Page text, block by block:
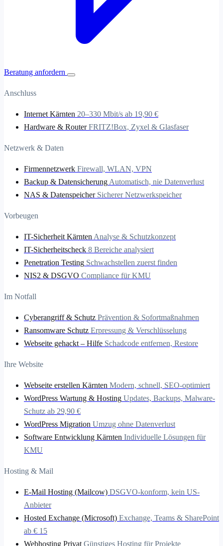
Beratung anfordern
Anschluss
Internet Kärnten 20–330 Mbit/s ab 19,90 €
Hardware & Router FRITZ!Box, Zyxel & Glasfaser
Netzwerk & Daten
Firmennetzwerk Firewall, WLAN, VPN
Backup & Datensicherung Automatisch, nie Datenverlust
NAS & Datenspeicher Sicherer Netzwerkspeicher
Vorbeugen
IT-Sicherheit Kärnten Analyse & Schutzkonzept
IT-Sicherheitscheck 8 Bereiche analysiert
Penetration Testing Schwachstellen zuerst finden
NIS2 & DSGVO Compliance für KMU
Im Notfall
Cyberangriff & Schutz Prävention & Sofortmaßnahmen
Ransomware Schutz Erpressung & Verschlüsselung
Webseite gehackt – Hilfe Schadcode entfernen, Restore
Ihre Website
Webseite erstellen Kärnten Modern, schnell, SEO-optimiert
WordPress Wartung & Hosting Updates, Backups, Malware-
Schutz ab 29,90 €
WordPress Migration Umzug ohne Datenverlust
Software Entwicklung Kärnten Individuelle Lösungen für
KMU
Hosting & Mail
E-Mail Hosting (Mailcow) DSGVO-konform, kein US-
Anbieter
Hosted Exchange (Microsoft) Exchange, Teams & SharePoint
ab € 15
Webhosting Privat Günstiges Hosting für Projekte